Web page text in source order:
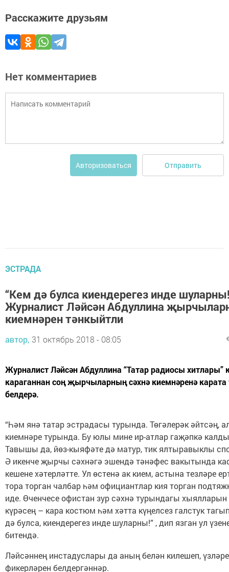
Расскажите друзьям
Нет комментариев
Авторизоваться Отправить
ЭСТРАДА
“Кем дә булса киендерегез инде
Журналист Ләйсән Абдуллина
киемнәрен тәнкыйтли
автор, 31 октябрь 2018 - 08:05
Журналист Ләйсән Абдуллина “Татар радиосы хитлары”
караганнан соң җырчыларның сәхнә киемнәренә карата
белдерә.
“Һәм янә татар эстрадасы турында. Төгәлерәк әйтсәң,
киемнәре турында. Бу юлы мине ир-атлар гаҗәпкә
Тавышы да, йөз-кыяфәте дә матур, тик ялтыравыклы
Ә икенче җырчы сәхнәгә эшендә тәнәфес вакытында
кешене хәтерләтте. Ул өстенә ак кием, астына тезләре
тора торган чалбар һәм официантлар кия торган
иде. Өченчесе офистан зур сәхнә турындагы хыялларын
күрәсең – кара костюм һәм хәтта күңелсез галстук
дә булса, киендерегез инде шуларны!” , дип язган ул
битендә.
Ләйсәннең инстадуслары да аның белән килешеп,
фикерләрен белдергәннәр.